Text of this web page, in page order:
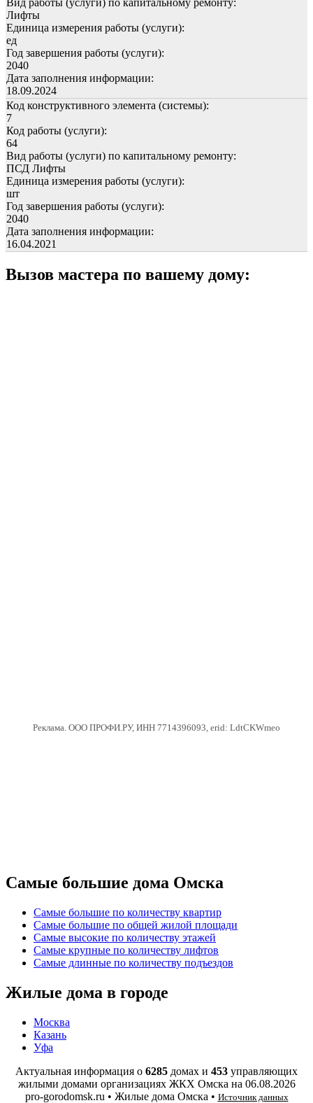
Лифты
Единица измерения работы (услуги):
ед
Год завершения работы (услуги):
2040
Дата заполнения информации:
18.09.2024
Код конструктивного элемента (системы):
7
Код работы (услуги):
64
Вид работы (услуги) по капитальному ремонту:
ПСД Лифты
Единица измерения работы (услуги):
шт
Год завершения работы (услуги):
2040
Дата заполнения информации:
16.04.2021
Вызов мастера по вашему дому:
Реклама. ООО ПРОФИ.РУ, ИНН 7714396093, erid: LdtCKWmeo
Самые большие дома Омска
Самые большие по количеству квартир
Самые большие по общей жилой площади
Самые высокие по количеству этажей
Самые крупные по количеству лифтов
Самые длинные по количеству подъездов
Жилые дома в городе
Москва
Казань
Уфа
Актуальная информация о 6285 домах и 453 управляющих
жилыми домами организациях ЖКХ Омска на 06.08.2026
pro-gorodomsk.ru • Жилые дома Омска • Источник данных